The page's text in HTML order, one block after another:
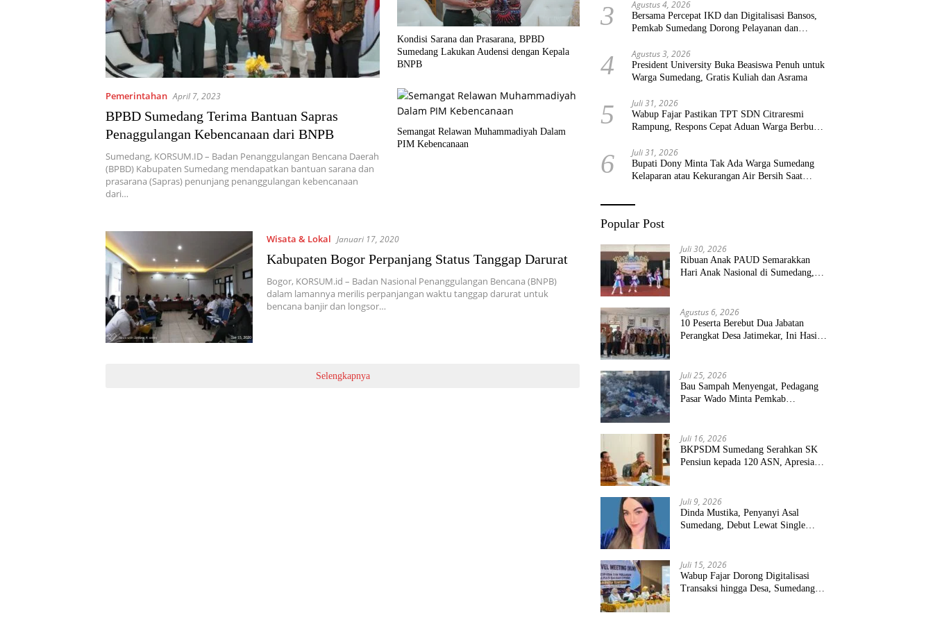
Pemerintahan April 7, 2023
BPBD Sumedang Terima Bantuan Sapras
Penaggulangan Kebencanaan dari BNPB
Sumedang, KORSUM.ID – Badan Penanggulangan Bencana Daerah
(BPBD) Kabupaten Sumedang mendapatkan bantuan sarana dan
prasarana (Sapras) penunjang penanggulangan kebencanaan
dari…
Kondisi Sarana dan Prasarana, BPBD
Sumedang Lakukan Audensi dengan Kepala
BNPB
Semangat Relawan Muhammadiyah Dalam
PIM Kebencanaan
Wisata & Lokal Januari 17, 2020
Kabupaten Bogor Perpanjang Status Tanggap Darurat
Bogor, KORSUM.id – Badan Nasional Penanggulangan Bencana (BNPB)
dalam lamannya merilis perpanjangan waktu tanggap darurat untuk
bencana banjir dan longsor…
Selengkapnya
3 Agustus 4, 2026
Bersama Percepat IKD dan Digitalisasi Bansos,
Pemkab Sumedang Dorong Pelayanan dan
4 Agustus 3, 2026
President University Buka Beasiswa Penuh untuk
Warga Sumedang, Gratis Kuliah dan Asrama
5 Juli 31, 2026
Wabup Fajar Pastikan TPT SDN Citraresmi
Rampung, Respons Cepat Aduan Warga Berbuah
6 Juli 31, 2026
Bupati Dony Minta Tak Ada Warga Sumedang
Kelaparan atau Kekurangan Air Bersih Saat
Popular Post
Juli 30, 2026
Ribuan Anak PAUD Semarakkan
Hari Anak Nasional di Sumedang,
Agustus 6, 2026
10 Peserta Berebut Dua Jabatan
Perangkat Desa Jatimekar, Ini Hasil
Juli 25, 2026
Bau Sampah Menyengat, Pedagang
Pasar Wado Minta Pemkab
Juli 16, 2026
BKPSDM Sumedang Serahkan SK
Pensiun kepada 120 ASN, Apresiasi
Juli 9, 2026
Dinda Mustika, Penyanyi Asal
Sumedang, Debut Lewat Single
Juli 15, 2026
Wabup Fajar Dorong Digitalisasi
Transaksi hingga Desa, Sumedang